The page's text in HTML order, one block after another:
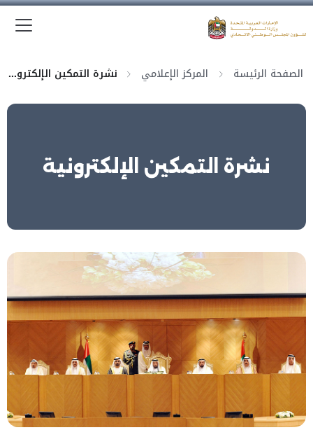
الصفحة الرئيسة المركز الإعلامي نشرة التمكين الإلكترونية
نشرة التمكين الإلكترونية